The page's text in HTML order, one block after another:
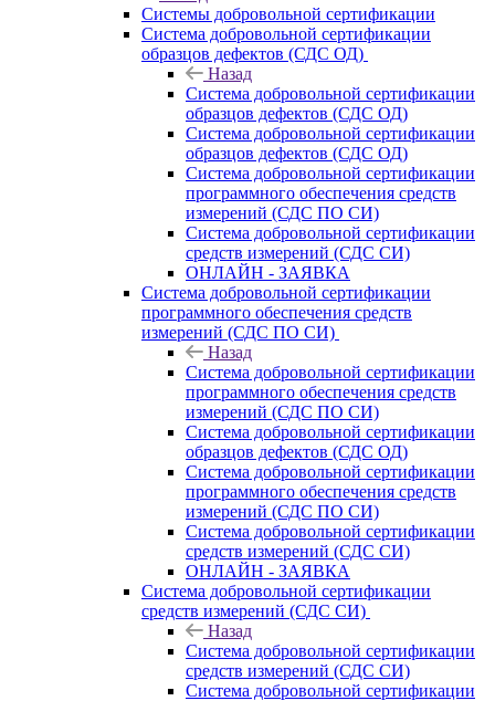
Системы добровольной сертификации
Система добровольной сертификации
образцов дефектов (СДС ОД)
Назад
Система добровольной сертификации
образцов дефектов (СДС ОД)
Система добровольной сертификации
образцов дефектов (СДС ОД)
Система добровольной сертификации
программного обеспечения средств
измерений (СДС ПО СИ)
Система добровольной сертификации
средств измерений (СДС СИ)
ОНЛАЙН - ЗАЯВКА
Система добровольной сертификации
программного обеспечения средств
измерений (СДС ПО СИ)
Назад
Система добровольной сертификации
программного обеспечения средств
измерений (СДС ПО СИ)
Система добровольной сертификации
образцов дефектов (СДС ОД)
Система добровольной сертификации
программного обеспечения средств
измерений (СДС ПО СИ)
Система добровольной сертификации
средств измерений (СДС СИ)
ОНЛАЙН - ЗАЯВКА
Система добровольной сертификации
средств измерений (СДС СИ)
Назад
Система добровольной сертификации
средств измерений (СДС СИ)
Система добровольной сертификации